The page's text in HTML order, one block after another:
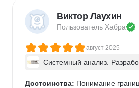
Недостатки: Понравилось в
маленький минус может быть за
Видно ошибки свои и чужие,
исправить и отзыв
новичков. Всё таки надо иметь
Виктор Лаухин
Пользователь Хабра
август 2025
Системный анализ.
нты - в группе
Достоинства: Понимание